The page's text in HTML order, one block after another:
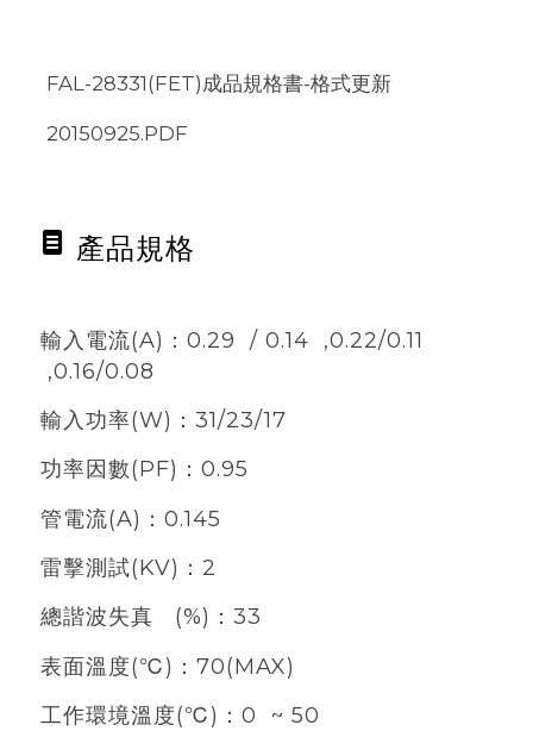
FAL-28331(FET)成品規格書-格式更新
20150925.PDF
產品規格
輸入電流(A) ： 0.29 / 0.14 ,0.22/0.11
,0.16/0.08
輸入功率(W) ： 31/23/17
功率因數(PF) ： 0.95
管電流(A) ： 0.145
雷擊測試(KV) ： 2
總諧波失真 (%) ： 33
表面溫度(℃) ： 70(MAX)
工作環境溫度(℃) ： 0 ~ 50